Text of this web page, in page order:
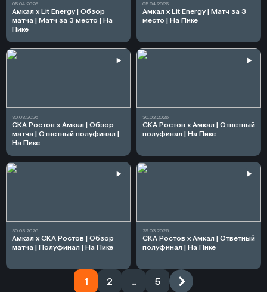
05.04.2026
Амкал х Lit Energy | Обзор
матча | Матч за 3 место | На
Пике
05.04.2026
Амкал х Lit Energy | Матч за 3
место | На Пике
30.03.2026
СКА Ростов х Амкал | Обзор
матча | Ответный полуфинал |
На Пике
30.03.2026
СКА Ростов х Амкал | Ответный
полуфинал | На Пике
30.03.2026
Амкал х СКА Ростов | Обзор
матча | Полуфинал | На Пике
29.03.2026
СКА Ростов х Амкал | Ответный
полуфинал | На Пике
1 2 5